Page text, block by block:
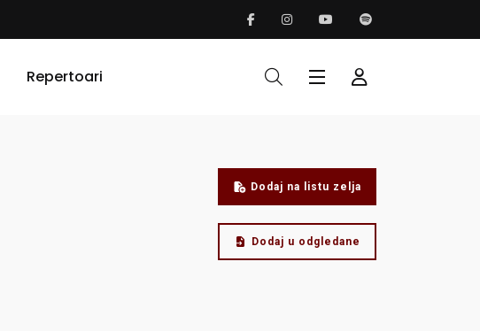
Repertoari
Dodaj na listu zelja
Dodaj u odgledane